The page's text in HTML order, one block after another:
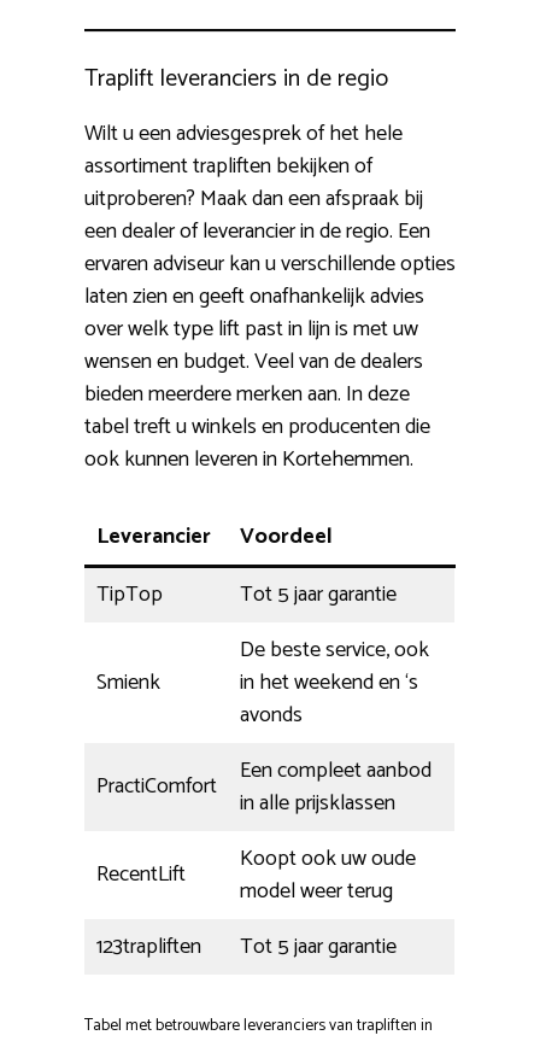
Traplift leveranciers in de regio
Wilt u een adviesgesprek of het hele
assortiment trapliften bekijken of
uitproberen? Maak dan een afspraak bij
een dealer of leverancier in de regio. Een
ervaren adviseur kan u verschillende opties
laten zien en geeft onafhankelijk advies
over welk type lift past in lijn is met uw
wensen en budget. Veel van de dealers
bieden meerdere merken aan. In deze
tabel treft u winkels en producenten die
ook kunnen leveren in Kortehemmen.
Leverancier
Voordeel
TipTop
Tot 5 jaar garantie
Smienk
De beste service, ook
in het weekend en ‘s
avonds
PractiComfort
Een compleet aanbod
in alle prijsklassen
RecentLift
Koopt ook uw oude
model weer terug
123trapliften
Tot 5 jaar garantie
Tabel met betrouwbare leveranciers van trapliften in